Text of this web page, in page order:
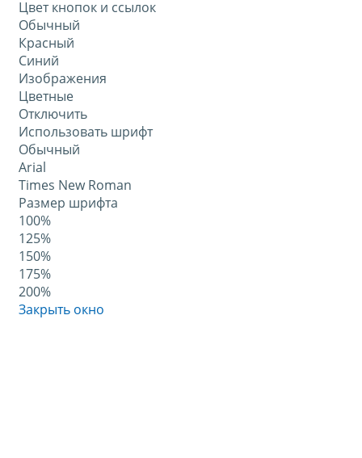
Цвет кнопок и ссылок
Обычный
Красный
Синий
Изображения
Цветные
Отключить
Использовать шрифт
Обычный
Arial
Times New Roman
Размер шрифта
100%
125%
150%
175%
200%
Закрыть окно